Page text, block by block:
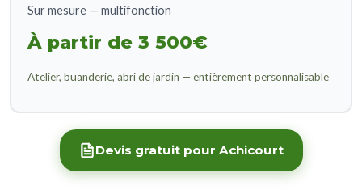
Sur mesure — multifonction
À partir de 3 500€
Atelier, buanderie, abri de jardin — entièrement personnalisable
Devis gratuit pour Achicourt